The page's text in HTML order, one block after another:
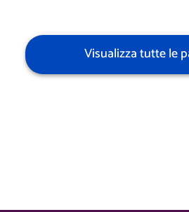
Visualizza tutte le